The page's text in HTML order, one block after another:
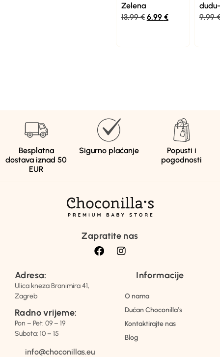
Zelena
13,99€ 6,99 €
9,99
Besplatna
dostava iznad 50
EUR
Sigurno plaćanje
Popusti i
pogodnosti
Zapratite nas
Adresa:
Ulica kneza Branimira 41,
Zagreb
Radno vrijeme:
Pon – Pet: 09 – 19
Subota: 10 – 15
info@choconillas.eu
Informacije
O nama
Dućan Choconilla’s
Kontaktirajte nas
Blog